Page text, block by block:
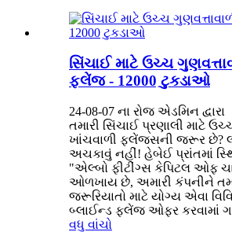
સિંચાઈ માટે ઉચ્ચ
ફ્લેંજ - 12000 ટુકડાઓ
24-08-07 ના રોજ એડમિન દ્વારા
તમારી સિંચાઈ પ્રણાલી માટે
ખાંચવાળી ફ્લેંજ્સની જરૂર છે?
અચકાવું નહીં! હેબેઈ પ્રાંતમાં
"એલ્બો ફીટીંગ્સ કેપિટલ ઓફ
ઓળખાય છે, અમારી કંપનીને
જરૂરિયાતો માટે યોગ્ય એવા
બ્લાઈન્ડ ફ્લેંજ ઓફર કરવામાં
વધુ વાંચો